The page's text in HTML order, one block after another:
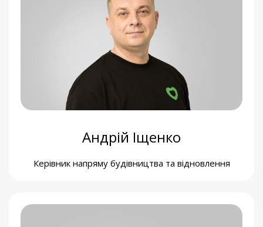
Андрій Іщенко
Керівник напряму будівництва та відновлення
Тамара Величковська
Бухгалтерка